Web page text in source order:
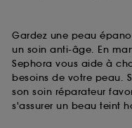
Gardez une peau
un soin anti-âge. En
Sephora vous aide à
besoins de votre peau.
son soin réparateur
s'assurer un beau teint